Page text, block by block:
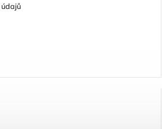
údajů